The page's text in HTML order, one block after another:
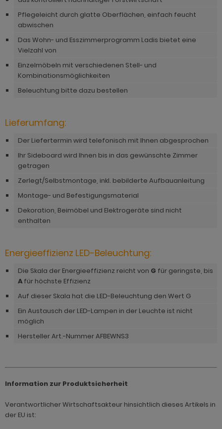
Pflegeleicht durch glatte Oberflächen, einfach feucht
abwischen
Das Wohn- und Esszimmerprogramm Ladis bietet eine
Vielzahl von
Einzelmöbeln mit verschiedenen Stell- und
Kombinationsmöglichkeiten
Beleuchtung bitte dazu bestellen
Lieferumfang:
Der Liefertermin wird telefonisch mit Ihnen abgesprochen
Ihr Sideboard wird Ihnen bis in das gewünschte Zimmer
getragen
Zerlegt/Selbstmontage, inkl. bebilderte Aufbauanleitung
Montage- und Befestigungsmaterial
Dekoration, Beimöbel und Elektrogeräte sind nicht
enthalten
Energieeffizienz LED-Beleuchtung:
Die Skala der Energieeffizienz reicht von G für geringste, bis
A für höchste Effizienz
Auf dieser Skala hat die LED-Beleuchtung den Wert G
Ein Austausch der LED-Lampen in der Leuchte ist nicht
möglich
Hersteller Art.-Nummer AFBEWNS3
Information zur Produktsicherheit
Verantwortlicher Wirtschaftsakteur hinsichtlich dieses Artikels in
der EU ist:
Tomaso
Vestland
Ward
Stove weiß Pinie
Sumatra
Sunroof
Synnax
Tomaso
Vestland
Ward